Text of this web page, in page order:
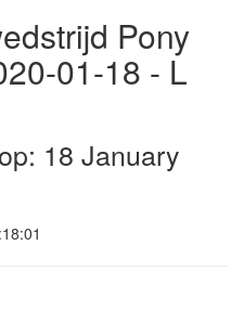
Pony
01-18 - L
18 January